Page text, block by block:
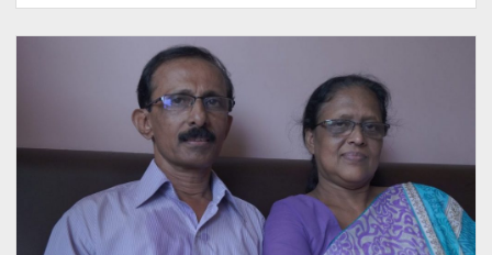
Behind
My
name
Ariel.
ഏരിയൽ
എന്ന
തൂലികാനാമത്തിന്
പിന്നിലെ